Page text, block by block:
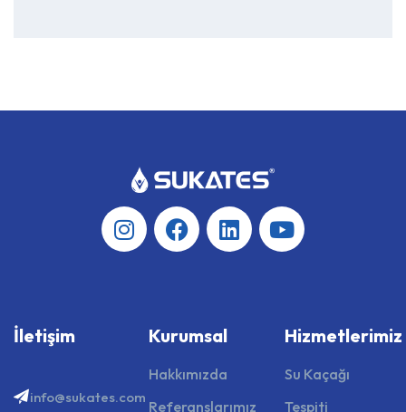
İletişim
info@sukates.com
Kurumsal
Hakkımızda
Referanslarımız
Hizmetlerimiz
Su Kaçağı
Tespiti